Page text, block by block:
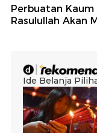
Perbuatan
Rasulullah Akan